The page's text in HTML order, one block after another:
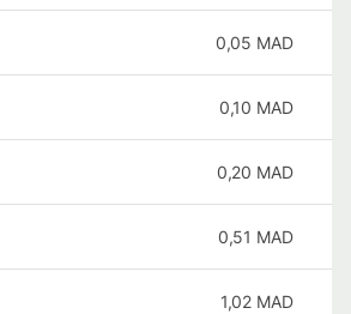
0,05 MAD
0,10 MAD
0,20 MAD
0,51 MAD
1,02 MAD